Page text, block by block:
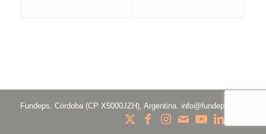
Fundeps. Córdoba (CP X5000JZH), Argentina. info@fundeps.org